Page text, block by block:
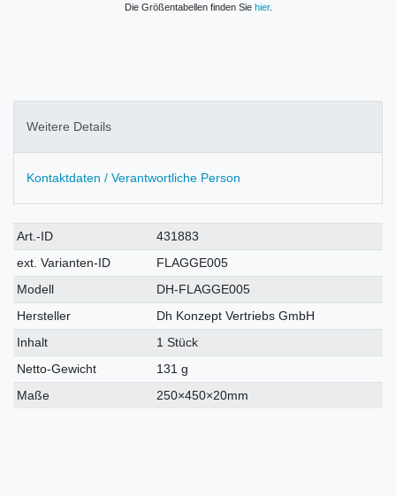
Die Größentabellen finden Sie hier.
Weitere Details
Kontaktdaten / Verantwortliche Person
Technisches
Merkmal
Wert
Art.-ID
431883
ext. Varianten-ID
FLAGGE005
Modell
DH-FLAGGE005
Hersteller
Dh Konzept Vertriebs GmbH
Inhalt
1 Stück
Netto-Gewicht
131 g
Maße
250×450×20mm